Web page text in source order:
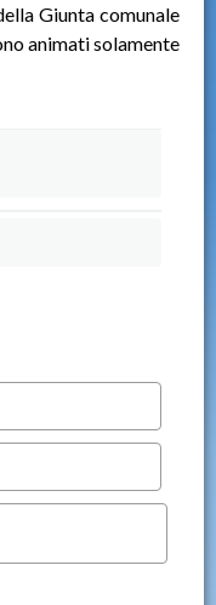
Giunta comunale
animati solamente